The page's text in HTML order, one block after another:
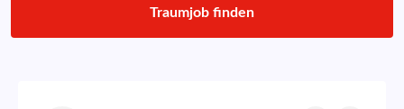
Traumjob finden